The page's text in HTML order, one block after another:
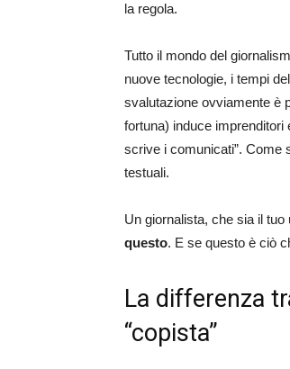
la regola.
Tutto il mondo del
nuove tecnologie, i tempi
svalutazione ovviamente è
fortuna) induce imprenditori
scrive i comunicati”. Come
testuali.
Un giornalista, che sia il
questo. E se questo è ciò
La differenza
“copista”